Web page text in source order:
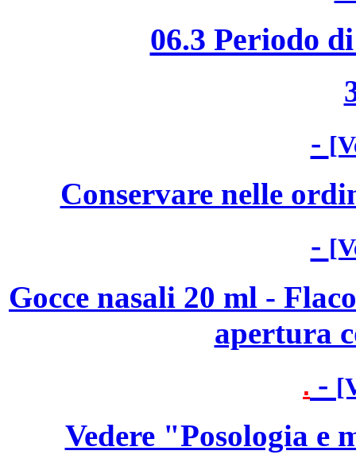
06.3 Periodo
-
Conservare nelle
-
Gocce nasali 20 ml -
apertura
. -
Vedere "Posologia e